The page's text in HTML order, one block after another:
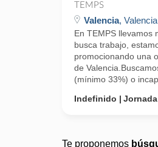
TEMPS
Valencia, Valencia
En TEMPS llevamos
busca trabajo,
promocionando una
de
(mínimo 33%) o
Indefinido
Te proponemos